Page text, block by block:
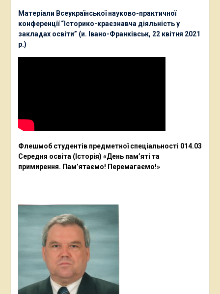
Матеріали Всеукраїнської науково-практичної
конференції “Історико-краєзнавча діяльність у
закладах освіти” (и. Івано-Франківськ, 22 квітня 2021
р.)
Флешмоб студентів предметної спеціальності 014.03
Середня освіта (Історія) «День пам’яті та
примирення. Пам’ятаємо! Перемагаємо!»